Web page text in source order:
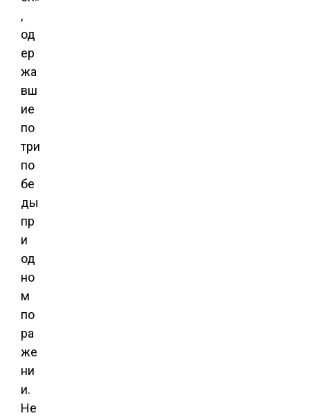
,
од
ер
жа
вш
ие
по
три
по
бе
ды
пр
и
од
но
м
по
ра
же
ни
и.
Не